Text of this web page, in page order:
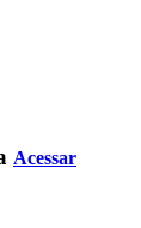
Acessar